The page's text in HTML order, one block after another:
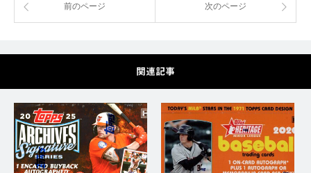
前のページ 次のページ
関連記事